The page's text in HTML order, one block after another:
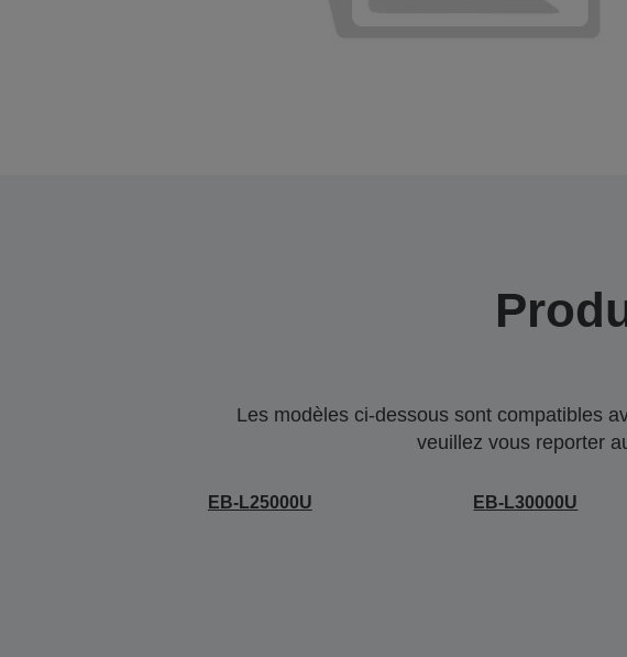
Les modèles ci-dessous sont compatibles
veuillez vous reporter
EB-L25000U EB-L30000U